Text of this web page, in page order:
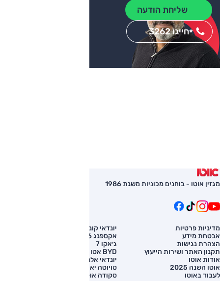
שליחת הודעה
חייגו 3262*
מגזין אוטו - בוחנים מכוניות משנת 1986
מדיניות פרטיות
אבטחת מידע
הצהרת נגישות
תקנון האתר ושירות הייעוץ
אודות אוטו
אוטו השנה 2025
לעבוד באוטו
יונדאי קונה
אקספנג G6
ג׳אקו 7
BYD אטו 3
יונדאי אלנטרה
טויוטה יאריס קרוס
סקודה אוקטביה